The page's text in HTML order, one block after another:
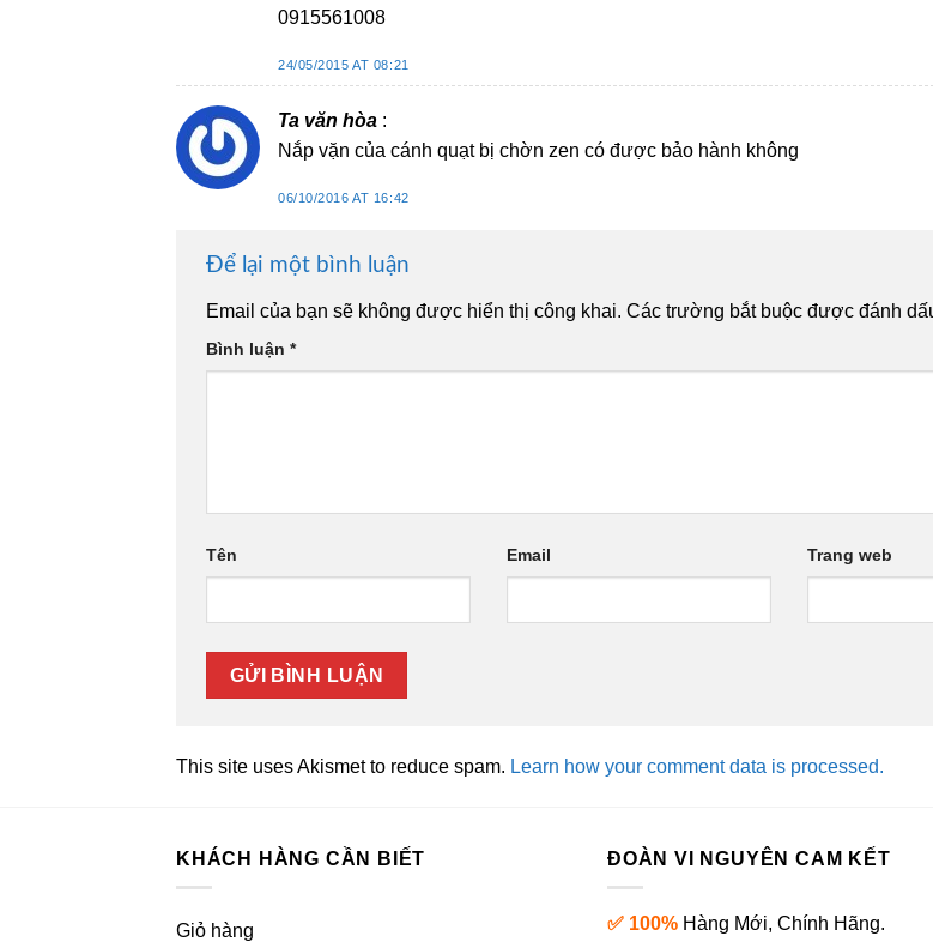
0915561008
24/05/2015 AT 08:21
Ta văn hòa :
Nắp vặn của cánh quạt bị chờn zen có được bảo hành không
06/10/2016 AT 16:42
Để lại một bình luận
Email của bạn sẽ không được hiển thị công khai. Các trường bắt buộc được đánh
Bình luận *
Tên Email Trang web
This site uses Akismet to reduce spam. Learn how your comment data is processed.
KHÁCH HÀNG CẦN BIẾT
Giỏ hàng
ĐOÀN VI NGUYÊN CAM KẾT
✅ 100% Hàng Mới, Chính Hãng.